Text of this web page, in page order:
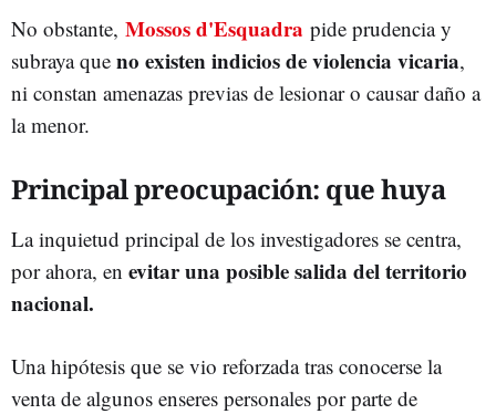
No obstante, Mossos d'Esquadra pide prudencia y
subraya que no existen indicios de violencia vicaria,
ni constan amenazas previas de lesionar o causar daño a
la menor.
Principal preocupación: que huya
La inquietud principal de los investigadores se centra,
por ahora, en evitar una posible salida del territorio
nacional.
Una hipótesis que se vio reforzada tras conocerse la
venta de algunos enseres personales por parte de